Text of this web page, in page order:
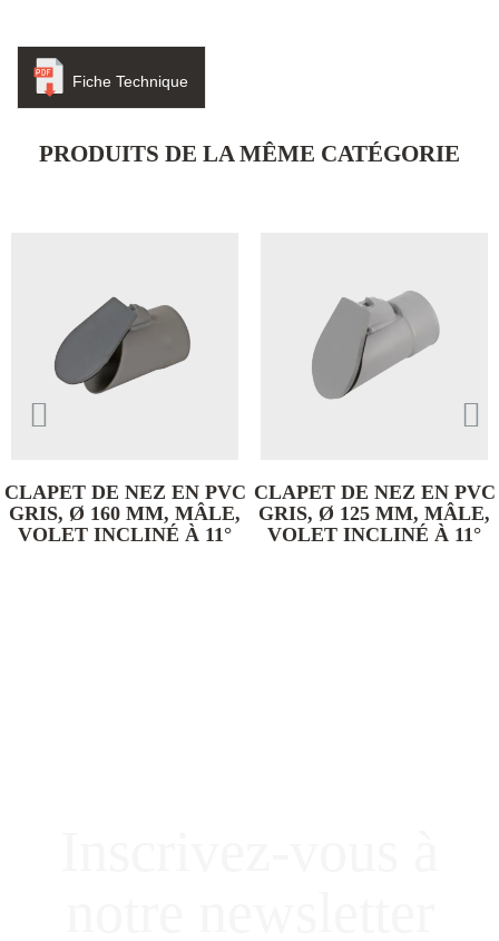
Fiche Technique
PRODUITS DE LA MÊME CATÉGORIE
DE NEZ EN PVC
Ø 160 MM, MÂLE,
INCLINÉ À 11°
CLAPET DE NEZ EN PVC
GRIS, Ø 125 MM, MÂLE,
VOLET INCLINÉ À 11°